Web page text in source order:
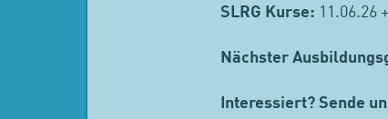
SLRG Kurse: 11.06.26
Nächster
Interessiert? Sende